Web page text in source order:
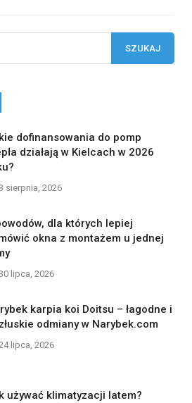
dofinansowania do pomp
działają w Kielcach w 2026
sierpnia, 2026
dla których lepiej
okna z montażem u jednej
lipca, 2026
karpia koi Doitsu – łagodne i
odmiany w Narybek.com
lipca, 2026
używać klimatyzacji latem?